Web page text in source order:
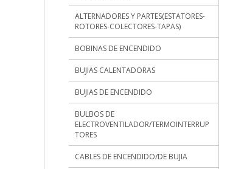
ALTERNADORES Y PARTES(ESTATORES-
ROTORES-COLECTORES-TAPAS)
BOBINAS DE ENCENDIDO
BUJIAS CALENTADORAS
BUJIAS DE ENCENDIDO
BULBOS DE
ELECTROVENTILADOR/TERMOINTERRUP
TORES
CABLES DE ENCENDIDO/DE BUJIA